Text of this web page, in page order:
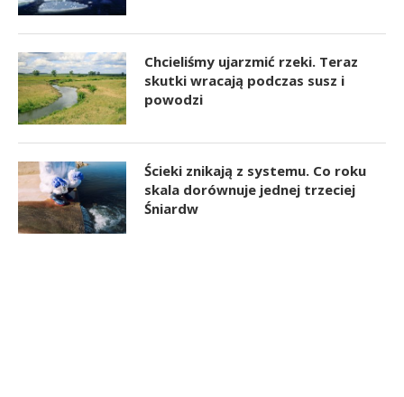
Chcieliśmy ujarzmić rzeki. Teraz
skutki wracają podczas susz i
powodzi
Ścieki znikają z systemu. Co roku
skala dorównuje jednej trzeciej
Śniardw